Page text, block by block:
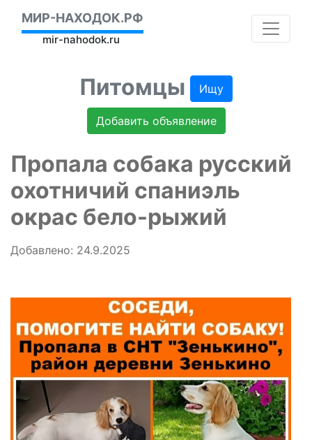
МИР-НАХОДОК.РФ
mir-nahodok.ru
Питомцы Ищу
Добавить объявление
Пропала собака русский
охотничий спаниэль
окрас бело-рыжий
Добавлено: 24.9.2025